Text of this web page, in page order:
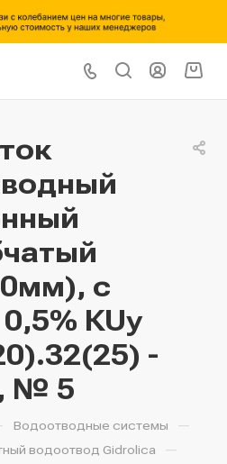
с
КUу
-
№ 5
Водоотводные системы —
водоотвод Gidrolica —